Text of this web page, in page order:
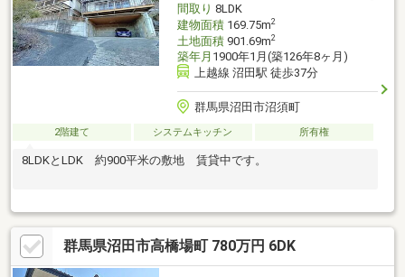
間取り 8LDK
建物面積169.75m2
土地面積901.69m2
築年月 1900年1月(築126年8ヶ月)
上越線 沼田駅 徒歩37分
群馬県沼田市沼須町
2階建て システムキッチン 所有権
8LDKとLDK 約900平米の敷地 賃貸中です。
群馬県沼田市高橋場町 780万円 6DK